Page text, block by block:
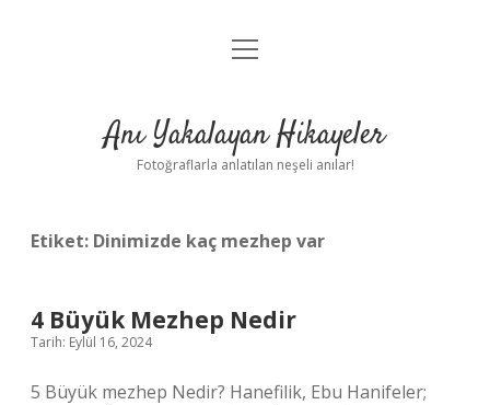
Anasayfa
Yasal Uyarı
menüyü
Anı Yakalayan Hikayeler
Fotoğraflarla anlatılan neşeli anılar!
Etiket: Dinimizde kaç mezhep var
4 Büyük Mezhep Nedir
Tarih: Eylül 16, 2024
5 Büyük mezhep Nedir? Hanefilik, Ebu Hanifeler;